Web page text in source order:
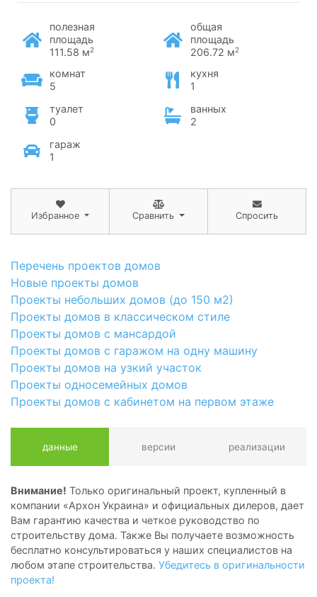
полезная
площадь
111.58 м2
общая
площадь
206.72 м2
комнат
5
кухня
1
туалет
0
ванных
2
гараж
1
Избранное Сравнить Спросить
Перечень проектов домов
Новые проекты домов
Проекты небольших домов (до 150 м2)
Проекты домов в классическом стиле
Проекты домов с мансардой
Проекты домов с гаражом на одну машину
Проекты домов на узкий участок
Проекты односемейных домов
Проекты домов с кабинетом на первом этаже
данные версии реализации
Внимание! Только оригинальный проект, купленный в
компании «Архон Украина» и официальных дилеров, дает
Вам гарантию качества и четкое руководство по
строительству дома. Также Вы получаете возможность
бесплатно консультироваться у наших специалистов на
любом этапе строительства. Убедитесь в оригинальности
проекта!